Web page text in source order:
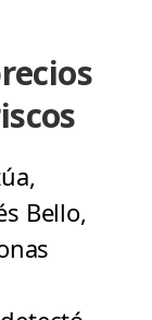
Bello,